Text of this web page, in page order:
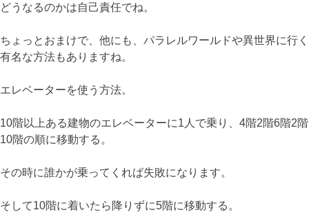
どうなるのかは自己責任でね。
ちょっとおまけで、他にも、パラレルワールドや異世界に行く
有名な方法もありますね。
エレベーターを使う方法。
10階以上ある建物のエレベーターに1人で乗り、4階2階6階2階
10階の順に移動する。
その時に誰かが乗ってくれば失敗になります。
そして10階に着いたら降りずに5階に移動する。